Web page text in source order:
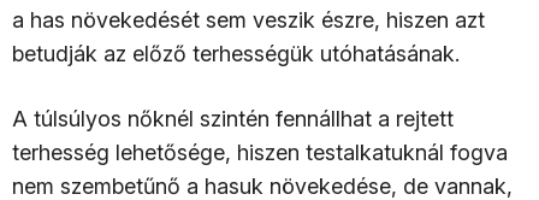
a has növekedését sem veszik észre, hiszen azt
betudják az előző terhességük utóhatásának.
A túlsúlyos nőknél szintén fennállhat a rejtett
terhesség lehetősége, hiszen testalkatuknál fogva
nem szembetűnő a hasuk növekedése, de vannak,